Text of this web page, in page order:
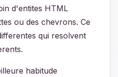
d'entites HTML
ou des chevrons. Ce
qui resolvent
habitude